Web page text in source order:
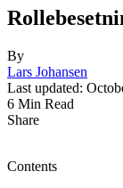
By
Lars Johansen
Last updated:
6 Min Read
Share
Contents